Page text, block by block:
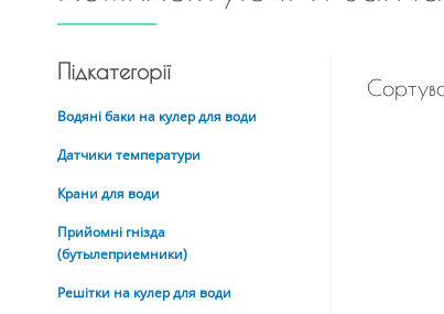
Підкатегорії
Водяні баки на кулер для води
Датчики температури
Крани для води
Прийомні гнізда
(бутылеприемники)
Решітки на кулер для води